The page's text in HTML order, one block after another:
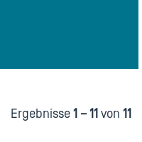
Ergebnisse1 – 11 von 11